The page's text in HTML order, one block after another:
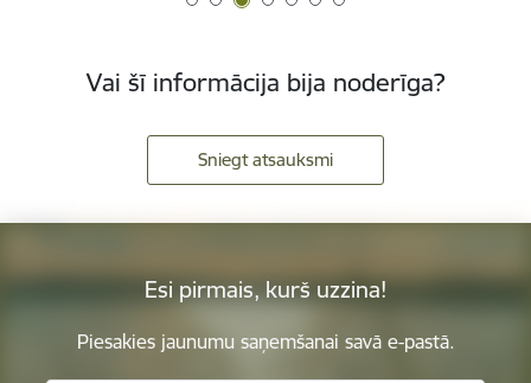
Vai šī informācija bija noderīga?
Sniegt atsauksmi
Esi pirmais, kurš uzzina!
Piesakies jaunumu saņemšanai savā e-pastā.